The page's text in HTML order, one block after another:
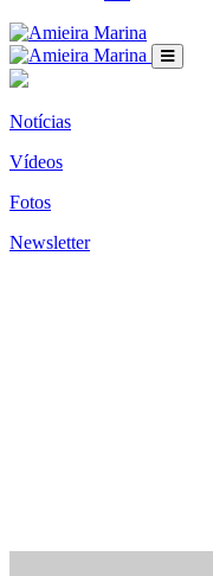
Notícias
Vídeos
Fotos
Newsletter